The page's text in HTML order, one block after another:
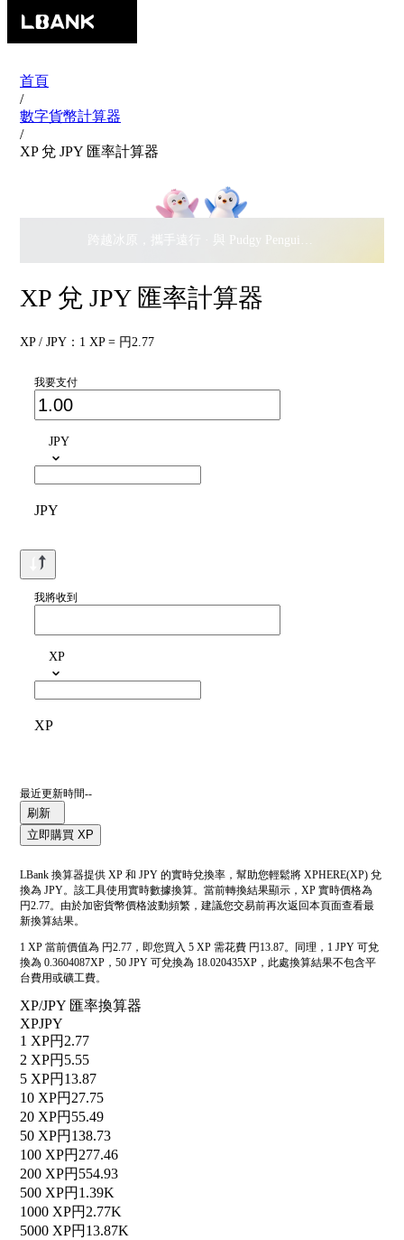
首頁
/
數字貨幣計算器
/
XP 兌 JPY 匯率計算器
跨越冰原，攜手遠行 · 與 Pudgy Penguins 搖擺瓜分
XP 兌 JPY 匯率計算器
XP / JPY：1 XP = 円2.77
我要支付
JPY
JPY
我將收到
XP
XP
最近更新時間--
刷新
立即購買 XP
LBank 換算器提供 XP 和 JPY 的實時兌換率，幫助您輕鬆將 XPHERE(XP) 兌
換為 JPY。該工具使用實時數據換算。當前轉換結果顯示，XP 實時價格為
円2.77。由於加密貨幣價格波動頻繁，建議您交易前再次返回本頁面查看最
新換算結果。
1 XP 當前價值為 円2.77，即您買入 5 XP 需花費 円13.87。同理，1 JPY 可兌
換為 0.3604087XP，50 JPY 可兌換為 18.020435XP，此處換算結果不包含平
台費用或礦工費。
XP/JPY 匯率換算器
XPJPY
1 XP円2.77
2 XP円5.55
5 XP円13.87
10 XP円27.75
20 XP円55.49
50 XP円138.73
100 XP円277.46
200 XP円554.93
500 XP円1.39K
1000 XP円2.77K
5000 XP円13.87K